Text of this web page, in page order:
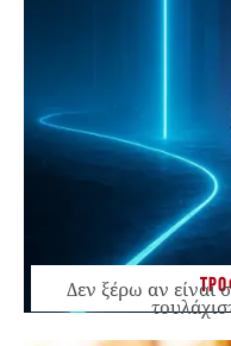
Δεν ξέρω αν είναι